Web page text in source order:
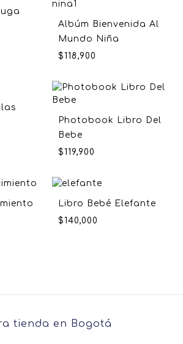
Albúm Bienvenida Al
Mundo Niña
$118,900
Photobook Libro Del
Bebe
$119,900
Libro Bebé Elefante
$140,000
tienda en Bogotá